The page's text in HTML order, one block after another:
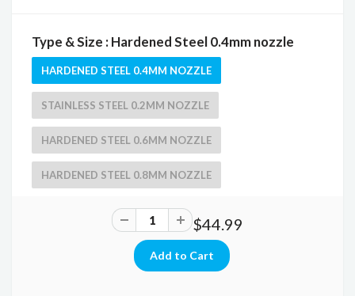
Type & Size : Hardened Steel 0.4mm nozzle
HARDENED STEEL 0.4MM NOZZLE
STAINLESS STEEL 0.2MM NOZZLE
HARDENED STEEL 0.6MM NOZZLE
HARDENED STEEL 0.8MM NOZZLE
$44.99